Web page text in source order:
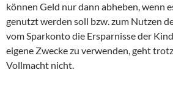
können Geld nur dann abheben, wenn
genutzt werden soll bzw. zum Nutzen
vom Sparkonto die Ersparnisse der
eigene Zwecke zu verwenden, geht
Vollmacht nicht.